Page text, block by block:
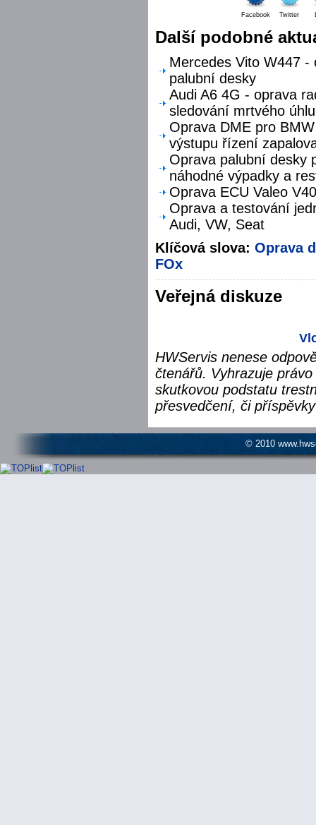
Facebook Twitter
Další podobné
Mercedes Vito W447
palubní desky
Audi A6 4G - oprava
sledování mrtvého úhlu
Oprava DME pro
výstupu řízení
Oprava palubní desky
náhodné výpadky a
Oprava ECU Valeo
Oprava a testování
Audi, VW, Seat
Klíčová slova: Oprava
FOx
Veřejná diskuze
HWServis nenese
čtenářů. Vyhrazuje
skutkovou podstatu
přesvedčení, či
© 2010